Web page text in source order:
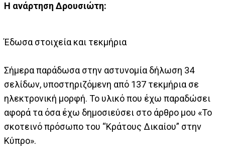
Η ανάρτηση Δρουσιώτη:
Έδωσα στοιχεία και τεκμήρια
Σήμερα παράδωσα στην αστυνομία δήλωση 34
σελίδων, υποστηριζόμενη από 137 τεκμήρια σε
ηλεκτρονική μορφή. Το υλικό που έχω παραδώσει
αφορά τα όσα έχω δημοσιεύσει στο άρθρο μου «Το
σκοτεινό πρόσωπο του “Κράτους Δικαίου” στην
Κύπρο».